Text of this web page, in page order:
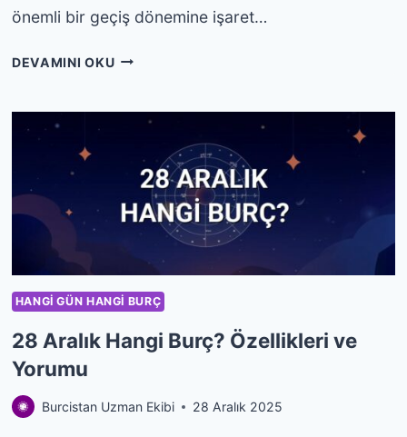
önemli bir geçiş dönemine işaret…
DEVAMINI OKU29
BURÇ?
ÖZELLIKLERI
YORUMU
HANGI GÜN HANGI BURÇ
28 Aralık Hangi Burç? Özellikleri ve
Yorumu
Burcistan Uzman Ekibi 28 Aralık 2025